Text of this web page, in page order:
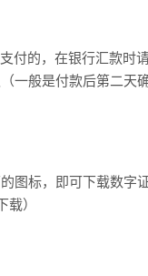
的，在银行汇款时
般是付款后第二天确
标，即可下载数字证
）